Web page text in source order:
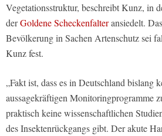
Vegetationsstruktur, beschreibt Kunz, in
derGoldene Scheckenfalteransiedelt.
Bevölkerung in Sachen Artenschutz sei
Kunz fest.
„Fakt ist, dass es in Deutschland bislang
aussagekräftigen Monitoringprogramme
praktisch keine wissenschaftlichen
des Insektenrückgangs gibt. Der akute